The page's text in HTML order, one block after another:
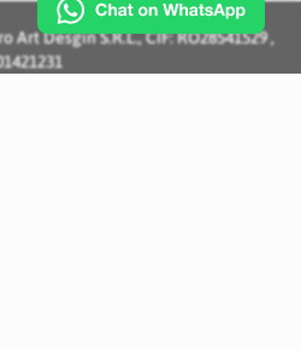
Art Desgin S.R.L., CIF: RO28541529 ,